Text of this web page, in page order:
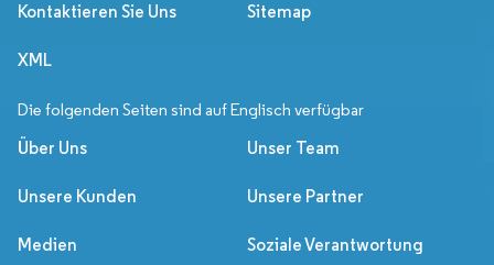
Kontaktieren Sie Uns Sitemap
XML
Die folgenden Seiten sind auf Englisch verfügbar
Über Uns Unser Team
Unsere Kunden Unsere Partner
Medien Soziale Verantwortung